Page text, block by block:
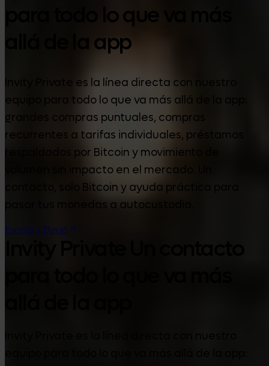
para todo lo que va más
allá de la app
Invity Private es la línea directa con nuestro
equipo para todo lo que va más allá de la app:
grandes compras puntuales, compras
recurrentes a tarifas individuales, préstamos
respaldados por Bitcoin y movimiento de
volumen sin impacto en el mercado. Un
contacto, solo Bitcoin y ayuda práctica para
pasar tus monedas a autocustodia.
Escribir a David